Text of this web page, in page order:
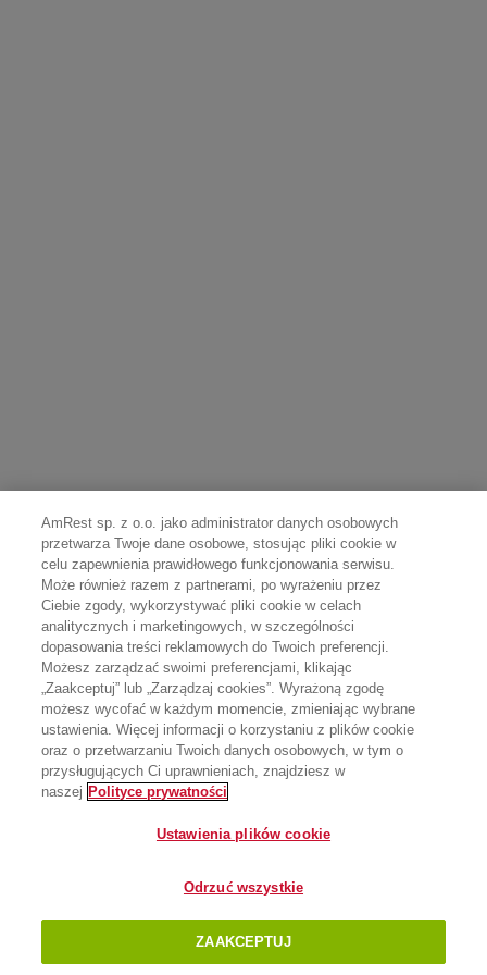
AmRest sp. z o.o. jako administrator danych osobowych
przetwarza Twoje dane osobowe, stosując pliki cookie w
celu zapewnienia prawidłowego funkcjonowania serwisu.
Może również razem z partnerami, po wyrażeniu przez
Ciebie zgody, wykorzystywać pliki cookie w celach
analitycznych i marketingowych, w szczególności
dopasowania treści reklamowych do Twoich preferencji.
Możesz zarządzać swoimi preferencjami, klikając
„Zaakceptuj” lub „Zarządzaj cookies”. Wyrażoną zgodę
możesz wycofać w każdym momencie, zmieniając wybrane
ustawienia. Więcej informacji o korzystaniu z plików cookie
oraz o przetwarzaniu Twoich danych osobowych, w tym o
przysługujących Ci uprawnieniach, znajdziesz w
naszej Polityce prywatności
Ustawienia plików cookie
Odrzuć wszystkie
ZAAKCEPTUJ